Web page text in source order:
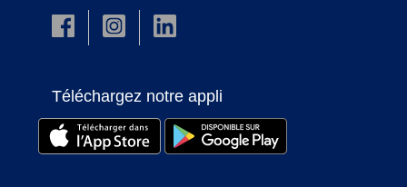
Téléchargez notre appli